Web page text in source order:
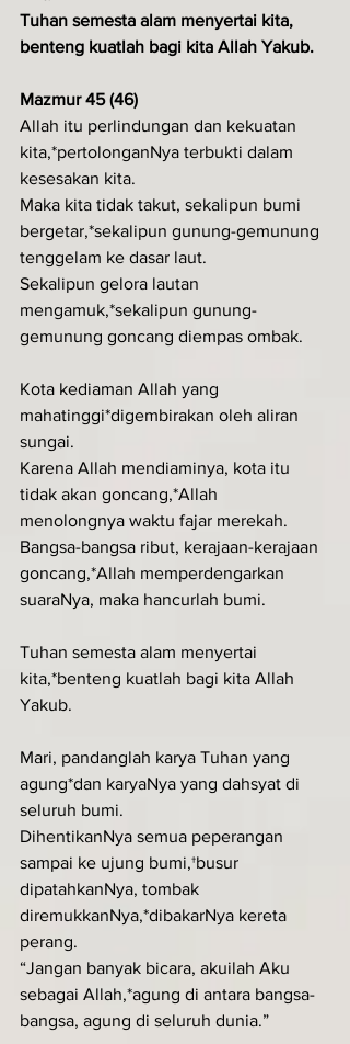
Tuhan semesta alam menyertai kita,
benteng kuatlah bagi kita Allah Yakub.
Mazmur 45 (46)
Allah itu perlindungan dan kekuatan
kita,*pertolonganNya terbukti dalam
kesesakan kita.
Maka kita tidak takut, sekalipun bumi
bergetar,*sekalipun gunung-gemunung
tenggelam ke dasar laut.
Sekalipun gelora lautan
mengamuk,*sekalipun gunung-
gemunung goncang diempas ombak.
Kota kediaman Allah yang
mahatinggi*digembirakan oleh aliran
sungai.
Karena Allah mendiaminya, kota itu
tidak akan goncang,*Allah
menolongnya waktu fajar merekah.
Bangsa-bangsa ribut, kerajaan-kerajaan
goncang,*Allah memperdengarkan
suaraNya, maka hancurlah bumi.
Tuhan semesta alam menyertai
kita,*benteng kuatlah bagi kita Allah
Yakub.
Mari, pandanglah karya Tuhan yang
agung*dan karyaNya yang dahsyat di
seluruh bumi.
DihentikanNya semua peperangan
sampai ke ujung bumi,†busur
dipatahkanNya, tombak
diremukkanNya,*dibakarNya kereta
perang.
“Jangan banyak bicara, akuilah Aku
sebagai Allah,*agung di antara bangsa-
bangsa, agung di seluruh dunia.”